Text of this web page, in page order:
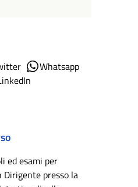
Whatsapp
ed esami per
Dirigente presso la